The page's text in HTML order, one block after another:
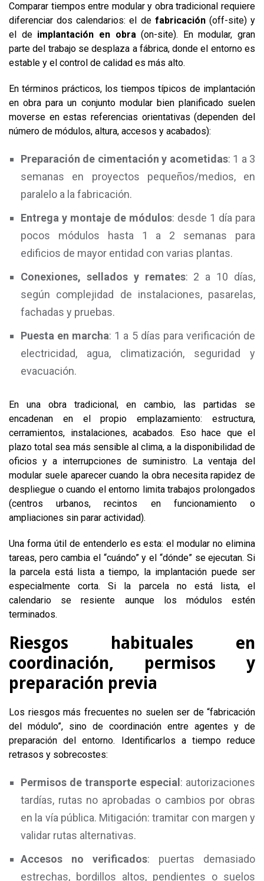
Comparar tiempos entre modular y obra tradicional requiere
diferenciar dos calendarios: el de fabricación(off-site) y
el de implantación en obra(on-site). En modular, gran
parte del trabajo se desplaza a fábrica, donde el entorno es
estable y el control de calidad es más alto.
En términos prácticos, los tiempos típicos de implantación
en obra para un conjunto modular bien planificado suelen
moverse en estas referencias orientativas (dependen del
número de módulos, altura, accesos y acabados):
Preparación de cimentación y acometidas: 1 a 3
semanas en proyectos pequeños/medios, en
paralelo a la fabricación.
Entrega y montaje de módulos: desde 1 día para
pocos módulos hasta 1 a 2 semanas para
edificios de mayor entidad con varias plantas.
Conexiones, sellados y remates: 2 a 10 días,
según complejidad de instalaciones, pasarelas,
fachadas y pruebas.
Puesta en marcha: 1 a 5 días para verificación de
electricidad, agua, climatización, seguridad y
evacuación.
En una obra tradicional, en cambio, las partidas se
encadenan en el propio emplazamiento: estructura,
cerramientos, instalaciones, acabados. Eso hace que el
plazo total sea más sensible al clima, a la disponibilidad de
oficios y a interrupciones de suministro. La ventaja del
modular suele aparecer cuando la obra necesita rapidez de
despliegue o cuando el entorno limita trabajos prolongados
(centros urbanos, recintos en funcionamiento o
ampliaciones sin parar actividad).
Una forma útil de entenderlo es esta: el modular no elimina
tareas, pero cambia el “cuándo” y el “dónde” se ejecutan. Si
la parcela está lista a tiempo, la implantación puede ser
especialmente corta. Si la parcela no está lista, el
calendario se resiente aunque los módulos estén
terminados.
Riesgos habituales en
coordinación, permisos y
preparación previa
Los riesgos más frecuentes no suelen ser de “fabricación
del módulo”, sino de coordinación entre agentes y de
preparación del entorno. Identificarlos a tiempo reduce
retrasos y sobrecostes:
Permisos de transporte especial : autorizaciones
tardías, rutas no aprobadas o cambios por obras
en la vía pública. Mitigación: tramitar con margen y
validar rutas alternativas.
Accesos no verificados: puertas demasiado
estrechas, bordillos altos, pendientes o suelos